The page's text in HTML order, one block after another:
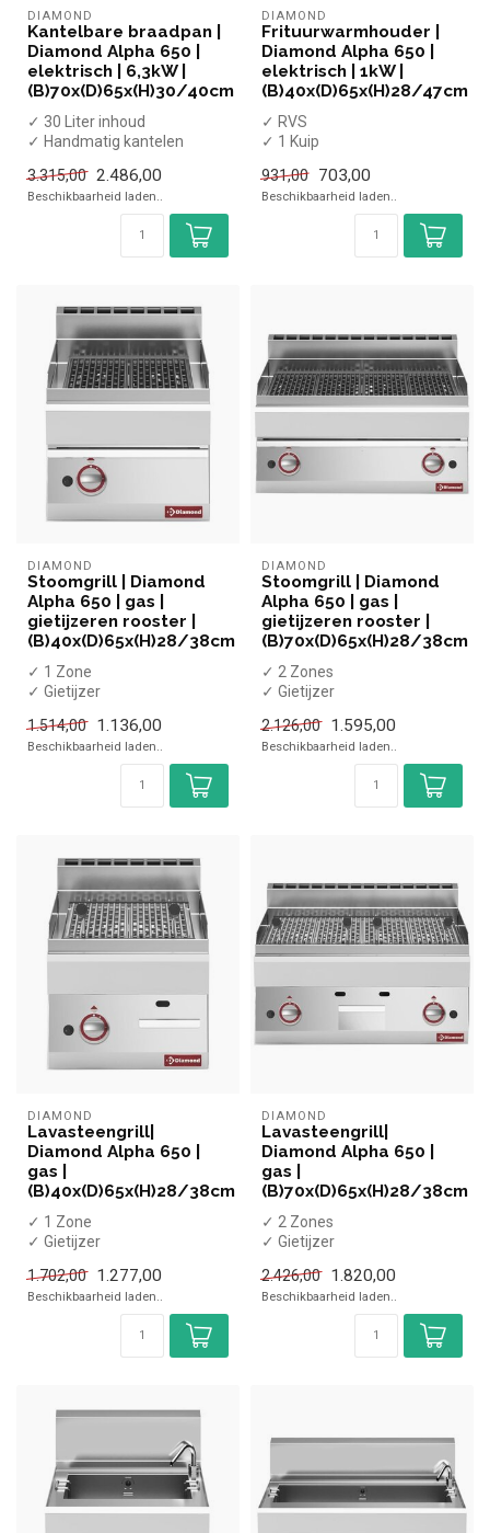
DIAMOND
Kantelbare braadpan |
Diamond Alpha 650 |
elektrisch | 6,3kW |
(B)70x(D)65x(H)30/40cm
✓ 30 Liter inhoud
✓ Handmatig kantelen
✓ 6,3 kW
✓ 400 Volt
3.315,00 2.486,00
Beschikbaarheid laden..
DIAMOND
Frituurwarmhouder |
Diamond Alpha 650 |
elektrisch | 1kW |
(B)40x(D)65x(H)28/47cm
✓ RVS
✓ 1 Kuip
✓ 1 kW
✓ 230 Volt
931,00 703,00
Beschikbaarheid laden..
DIAMOND
Stoomgrill | Diamond
Alpha 650 | gas |
gietijzeren rooster |
(B)40x(D)65x(H)28/38cm
✓ 1 Zone
✓ Gietijzer
✓ 7,5 kW
✓ Gas
1.514,00 1.136,00
Beschikbaarheid laden..
DIAMOND
Stoomgrill | Diamond
Alpha 650 | gas |
gietijzeren rooster |
(B)70x(D)65x(H)28/38cm
✓ 2 Zones
✓ Gietijzer
✓ 15 kW
✓ Gas
2.126,00 1.595,00
Beschikbaarheid laden..
DIAMOND
Lavasteengrill|
Diamond Alpha 650 |
gas |
(B)40x(D)65x(H)28/38cm
✓ 1 Zone
✓ Gietijzer
✓ 5,5 kW
✓ Gas
1.702,00 1.277,00
Beschikbaarheid laden..
DIAMOND
Lavasteengrill|
Diamond Alpha 650 |
gas |
(B)70x(D)65x(H)28/38cm
✓ 2 Zones
✓ Gietijzer
✓ 15 kW
✓ Gas
2.426,00 1.820,00
Beschikbaarheid laden..